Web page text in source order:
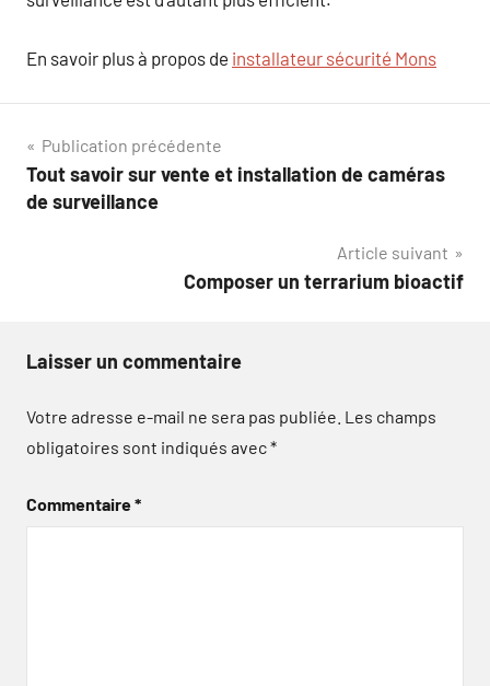
En savoir plus à propos de installateur sécurité Mons
Navigation
de
Publication précédente
Tout savoir sur vente et installation de caméras
de surveillance
Article suivant
Composer un terrarium bioactif
Laisser un commentaire
Votre adresse e-mail ne sera pas publiée. Les champs
obligatoires sont indiqués avec*
Commentaire*